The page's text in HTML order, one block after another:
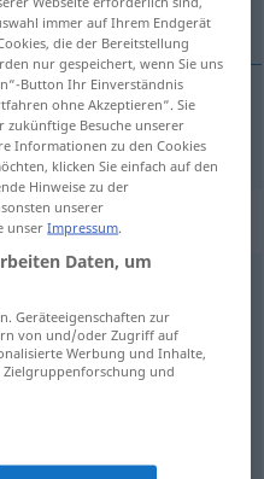
"hillside"
immer auf Ihrem Endgerät
die der Bereitstellung
nur gespeichert, wenn Sie uns
Button Ihr Einverständnis
ohne Akzeptieren“. Sie
Besuche unserer
Informationen zu den Cookies
klicken Sie einfach auf den
Hinweise zu der
unserer
unserImpressum.
Daten, um
Geräteeigenschaften zur
von und/oder Zugriff auf
Werbung und Inhalte,
und